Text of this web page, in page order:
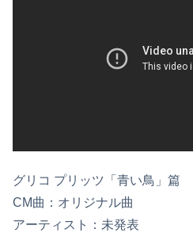
グリコ プリッツ「青い鳥」篇
CM曲：オリジナル曲
アーティスト：未発表